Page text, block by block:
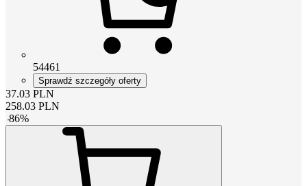
54461
Sprawdź szczegóły oferty
37.03 PLN
258.03 PLN
-86%